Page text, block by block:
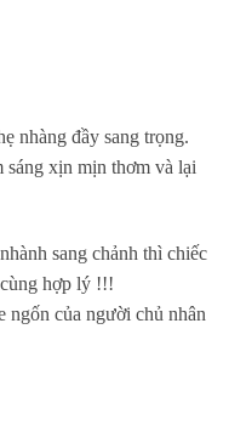
nhàng đầy sang trọng.
sáng xịn mịn thơm và lại
sang chảnh thì chiếc
hợp lý !!!
ngốn của người chủ nhân